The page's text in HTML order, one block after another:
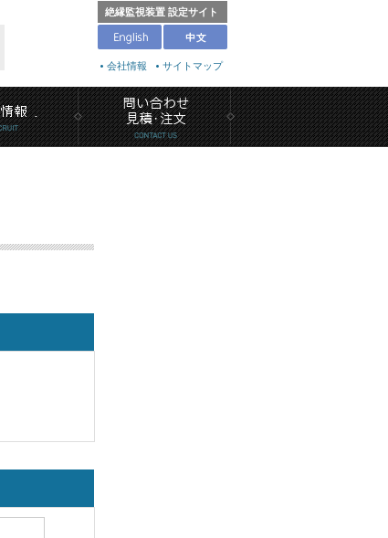
絶縁監視装置 設定サイト
会社情報 サイトマップ